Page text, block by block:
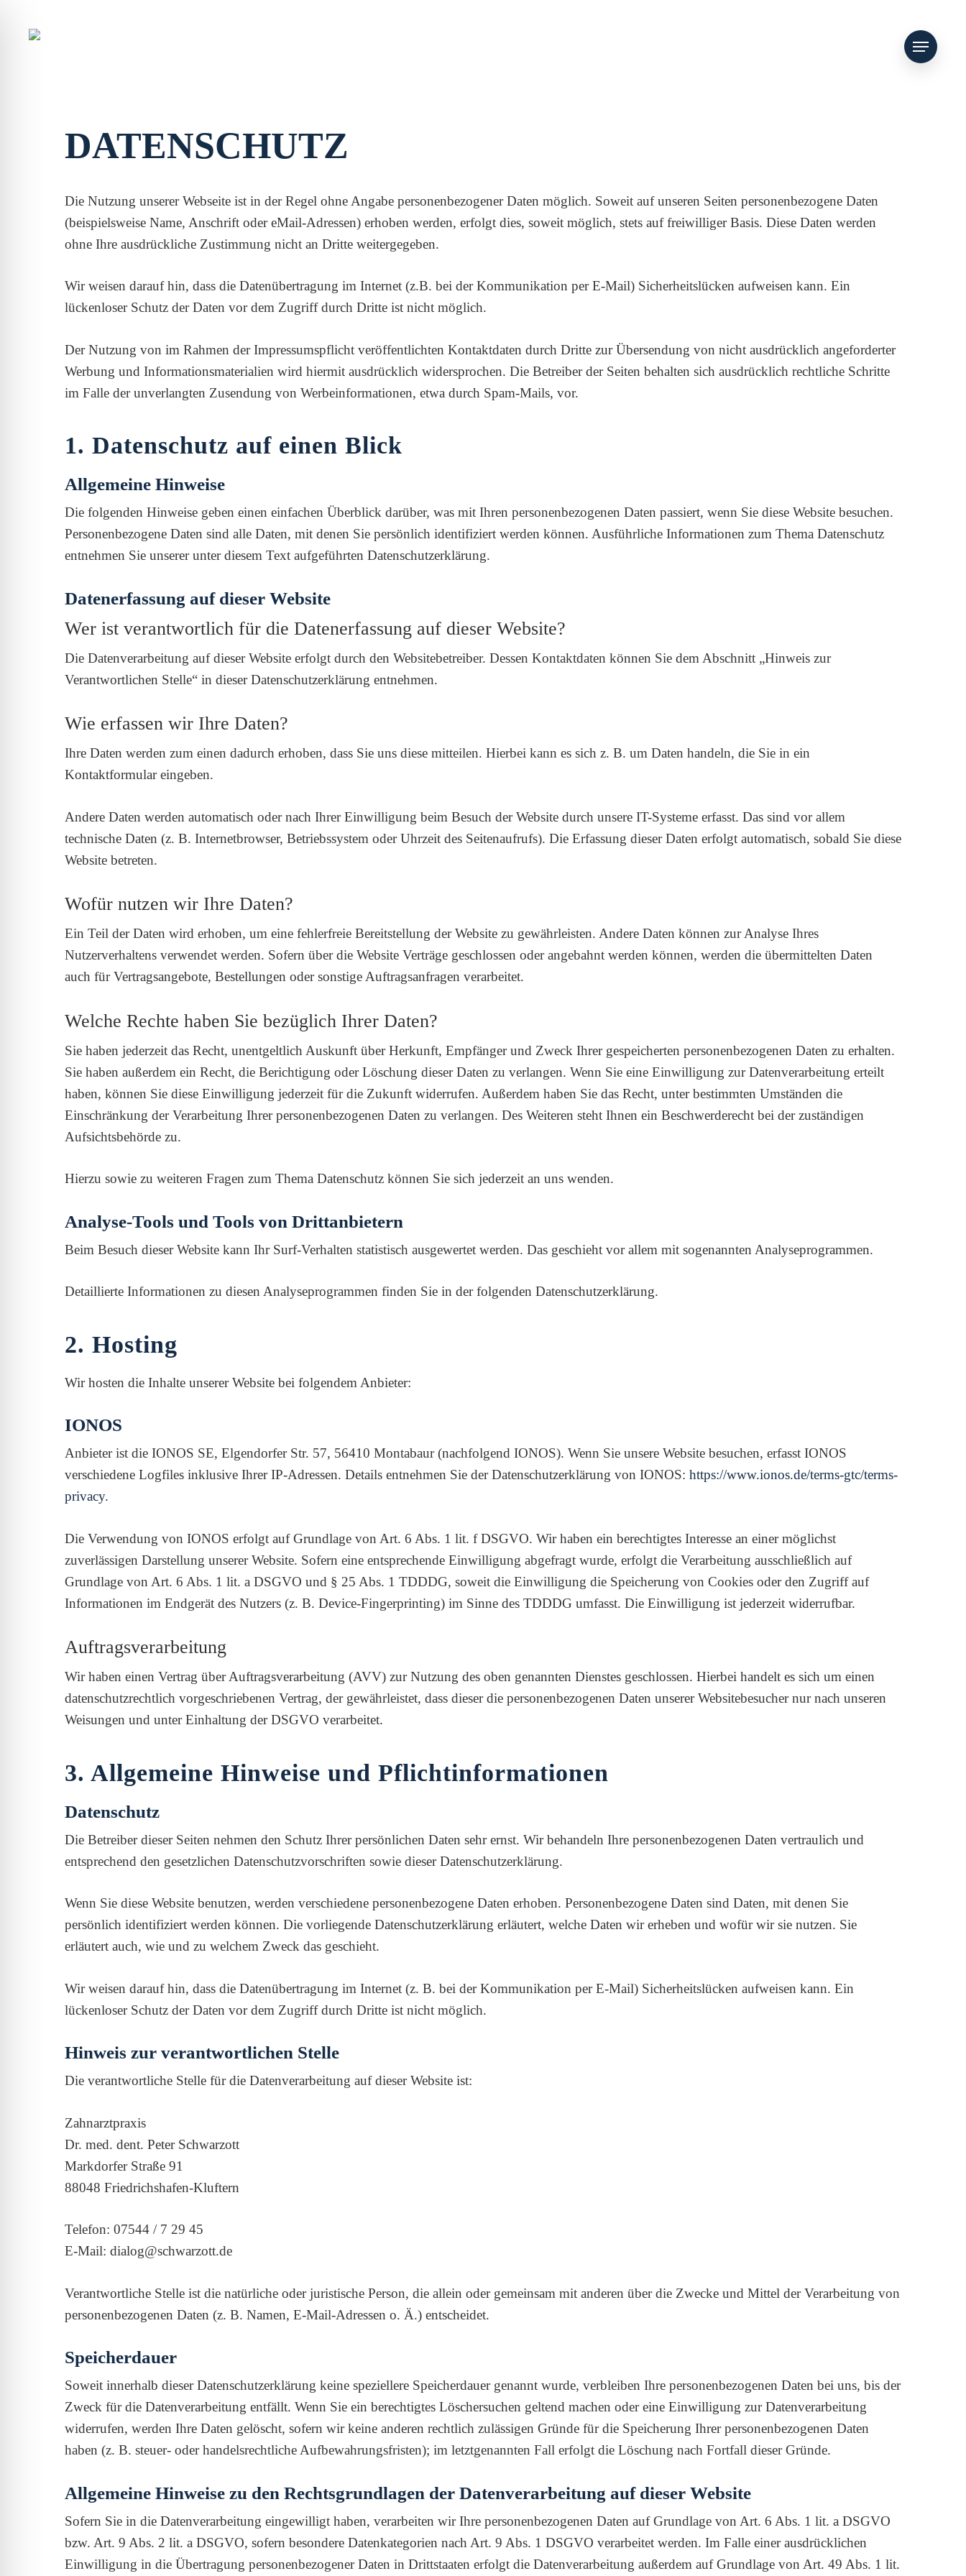
Menu
DATENSCHUTZ
Die Nutzung unserer Webseite ist in der Regel ohne Angabe personenbezogener Daten möglich. Soweit auf unseren Seiten personenbezogene Daten
(beispielsweise Name, Anschrift oder eMail-Adressen) erhoben werden, erfolgt dies, soweit möglich, stets auf freiwilliger Basis. Diese Daten werden
ohne Ihre ausdrückliche Zustimmung nicht an Dritte weitergegeben.
Wir weisen darauf hin, dass die Datenübertragung im Internet (z.B. bei der Kommunikation per E-Mail) Sicherheitslücken aufweisen kann. Ein
lückenloser Schutz der Daten vor dem Zugriff durch Dritte ist nicht möglich.
Der Nutzung von im Rahmen der Impressumspflicht veröffentlichten Kontaktdaten durch Dritte zur Übersendung von nicht ausdrücklich angeforderter
Werbung und Informationsmaterialien wird hiermit ausdrücklich widersprochen. Die Betreiber der Seiten behalten sich ausdrücklich rechtliche Schritte
im Falle der unverlangten Zusendung von Werbeinformationen, etwa durch Spam-Mails, vor.
1. Datenschutz auf einen Blick
Allgemeine Hinweise
Die folgenden Hinweise geben einen einfachen Überblick darüber, was mit Ihren personenbezogenen Daten passiert, wenn Sie diese Website besuchen.
Personenbezogene Daten sind alle Daten, mit denen Sie persönlich identifiziert werden können. Ausführliche Informationen zum Thema Datenschutz
entnehmen Sie unserer unter diesem Text aufgeführten Datenschutzerklärung.
Datenerfassung auf dieser Website
Wer ist verantwortlich für die Datenerfassung auf dieser Website?
Die Datenverarbeitung auf dieser Website erfolgt durch den Websitebetreiber. Dessen Kontaktdaten können Sie dem Abschnitt „Hinweis zur
Verantwortlichen Stelle“ in dieser Datenschutzerklärung entnehmen.
Wie erfassen wir Ihre Daten?
Ihre Daten werden zum einen dadurch erhoben, dass Sie uns diese mitteilen. Hierbei kann es sich z. B. um Daten handeln, die Sie in ein
Kontaktformular eingeben.
Andere Daten werden automatisch oder nach Ihrer Einwilligung beim Besuch der Website durch unsere IT-Systeme erfasst. Das sind vor allem
technische Daten (z. B. Internetbrowser, Betriebssystem oder Uhrzeit des Seitenaufrufs). Die Erfassung dieser Daten erfolgt automatisch, sobald Sie diese
Website betreten.
Wofür nutzen wir Ihre Daten?
Ein Teil der Daten wird erhoben, um eine fehlerfreie Bereitstellung der Website zu gewährleisten. Andere Daten können zur Analyse Ihres
Nutzerverhaltens verwendet werden. Sofern über die Website Verträge geschlossen oder angebahnt werden können, werden die übermittelten Daten
auch für Vertragsangebote, Bestellungen oder sonstige Auftragsanfragen verarbeitet.
Welche Rechte haben Sie bezüglich Ihrer Daten?
Sie haben jederzeit das Recht, unentgeltlich Auskunft über Herkunft, Empfänger und Zweck Ihrer gespeicherten personenbezogenen Daten zu erhalten.
Sie haben außerdem ein Recht, die Berichtigung oder Löschung dieser Daten zu verlangen. Wenn Sie eine Einwilligung zur Datenverarbeitung erteilt
haben, können Sie diese Einwilligung jederzeit für die Zukunft widerrufen. Außerdem haben Sie das Recht, unter bestimmten Umständen die
Einschränkung der Verarbeitung Ihrer personenbezogenen Daten zu verlangen. Des Weiteren steht Ihnen ein Beschwerderecht bei der zuständigen
Aufsichtsbehörde zu.
Hierzu sowie zu weiteren Fragen zum Thema Datenschutz können Sie sich jederzeit an uns wenden.
Analyse-Tools und Tools von Dritt­anbietern
Beim Besuch dieser Website kann Ihr Surf-Verhalten statistisch ausgewertet werden. Das geschieht vor allem mit sogenannten Analyseprogrammen.
Detaillierte Informationen zu diesen Analyseprogrammen finden Sie in der folgenden Datenschutzerklärung.
2. Hosting
Wir hosten die Inhalte unserer Website bei folgendem Anbieter:
IONOS
Anbieter ist die IONOS SE, Elgendorfer Str. 57, 56410 Montabaur (nachfolgend IONOS). Wenn Sie unsere Website besuchen, erfasst IONOS
verschiedene Logfiles inklusive Ihrer IP-Adressen. Details entnehmen Sie der Datenschutzerklärung von IONOS: https://www.ionos.de/terms-gtc/terms-
privacy.
Die Verwendung von IONOS erfolgt auf Grundlage von Art. 6 Abs. 1 lit. f DSGVO. Wir haben ein berechtigtes Interesse an einer möglichst
zuverlässigen Darstellung unserer Website. Sofern eine entsprechende Einwilligung abgefragt wurde, erfolgt die Verarbeitung ausschließlich auf
Grundlage von Art. 6 Abs. 1 lit. a DSGVO und § 25 Abs. 1 TDDDG, soweit die Einwilligung die Speicherung von Cookies oder den Zugriff auf
Informationen im Endgerät des Nutzers (z. B. Device-Fingerprinting) im Sinne des TDDDG umfasst. Die Einwilligung ist jederzeit widerrufbar.
Auftragsverarbeitung
Wir haben einen Vertrag über Auftragsverarbeitung (AVV) zur Nutzung des oben genannten Dienstes geschlossen. Hierbei handelt es sich um einen
datenschutzrechtlich vorgeschriebenen Vertrag, der gewährleistet, dass dieser die personenbezogenen Daten unserer Websitebesucher nur nach unseren
Weisungen und unter Einhaltung der DSGVO verarbeitet.
3. Allgemeine Hinweise und Pflicht­informationen
Datenschutz
Die Betreiber dieser Seiten nehmen den Schutz Ihrer persönlichen Daten sehr ernst. Wir behandeln Ihre personenbezogenen Daten vertraulich und
entsprechend den gesetzlichen Datenschutzvorschriften sowie dieser Datenschutzerklärung.
Wenn Sie diese Website benutzen, werden verschiedene personenbezogene Daten erhoben. Personenbezogene Daten sind Daten, mit denen Sie
persönlich identifiziert werden können. Die vorliegende Datenschutzerklärung erläutert, welche Daten wir erheben und wofür wir sie nutzen. Sie
erläutert auch, wie und zu welchem Zweck das geschieht.
Wir weisen darauf hin, dass die Datenübertragung im Internet (z. B. bei der Kommunikation per E-Mail) Sicherheitslücken aufweisen kann. Ein
lückenloser Schutz der Daten vor dem Zugriff durch Dritte ist nicht möglich.
Hinweis zur verantwortlichen Stelle
Die verantwortliche Stelle für die Datenverarbeitung auf dieser Website ist:
Zahnarztpraxis
Dr. med. dent. Peter Schwarzott
Markdorfer Straße 91
88048 Friedrichshafen-Kluftern
Telefon: 07544 / 7 29 45
E-Mail: dialog@schwarzott.de
Verantwortliche Stelle ist die natürliche oder juristische Person, die allein oder gemeinsam mit anderen über die Zwecke und Mittel der Verarbeitung von
personenbezogenen Daten (z. B. Namen, E-Mail-Adressen o. Ä.) entscheidet.
Speicherdauer
Soweit innerhalb dieser Datenschutzerklärung keine speziellere Speicherdauer genannt wurde, verbleiben Ihre personenbezogenen Daten bei uns, bis der
Zweck für die Datenverarbeitung entfällt. Wenn Sie ein berechtigtes Löschersuchen geltend machen oder eine Einwilligung zur Datenverarbeitung
widerrufen, werden Ihre Daten gelöscht, sofern wir keine anderen rechtlich zulässigen Gründe für die Speicherung Ihrer personenbezogenen Daten
haben (z. B. steuer- oder handelsrechtliche Aufbewahrungsfristen); im letztgenannten Fall erfolgt die Löschung nach Fortfall dieser Gründe.
Allgemeine Hinweise zu den Rechtsgrundlagen der Datenverarbeitung auf dieser Website
Sofern Sie in die Datenverarbeitung eingewilligt haben, verarbeiten wir Ihre personenbezogenen Daten auf Grundlage von Art. 6 Abs. 1 lit. a DSGVO
bzw. Art. 9 Abs. 2 lit. a DSGVO, sofern besondere Datenkategorien nach Art. 9 Abs. 1 DSGVO verarbeitet werden. Im Falle einer ausdrücklichen
Einwilligung in die Übertragung personenbezogener Daten in Drittstaaten erfolgt die Datenverarbeitung außerdem auf Grundlage von Art. 49 Abs. 1 lit.